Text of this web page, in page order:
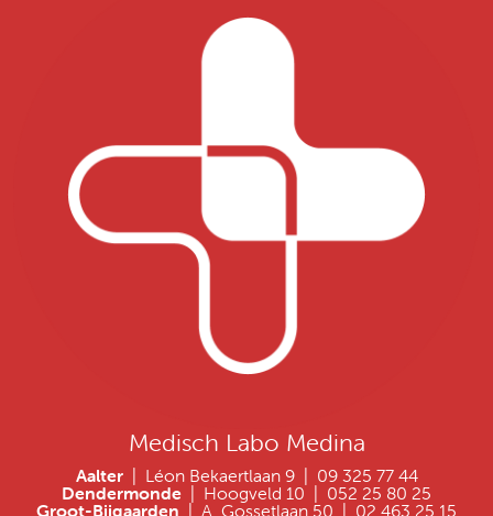
Medisch Labo Medina
Aalter | Léon Bekaertlaan 9 | 09 325 77 44
Dendermonde | Hoogveld 10 | 052 25 80 25
Groot-Bijgaarden | A. Gossetlaan 50 | 02 463 25 15